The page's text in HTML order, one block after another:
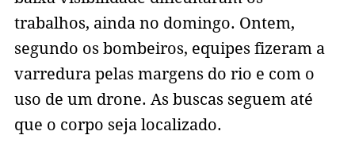
trabalhos, ainda no domingo. Ontem,
segundo os bombeiros, equipes fizeram a
varredura pelas margens do rio e com o
uso de um drone. As buscas seguem até
que o corpo seja localizado.